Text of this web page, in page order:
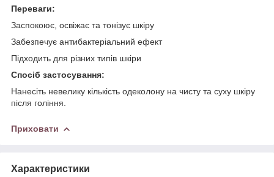
Переваги:
Заспокоює, освіжає та тонізує шкіру
Забезпечує антибактеріальний ефект
Підходить для різних типів шкіри
Спосіб застосування:
Нанесіть невелику кількість одеколону на чисту та суху шкіру
після гоління.
Приховати
Характеристики